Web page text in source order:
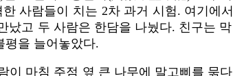
사람들이 치는 2차 과거 시험. 여기
났고 두 사람은 한담을 나눴다. 친구는
평을 늘어놓았다.
이 마침 주점 옆 큰 나무에 말고삐를 묶